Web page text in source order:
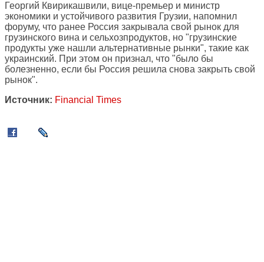
Георгий Квирикашвили, вице-премьер и министр
экономики и устойчивого развития Грузии, напомнил
форуму, что ранее Россия закрывала свой рынок для
грузинского вина и сельхозпродуктов, но "грузинские
продукты уже нашли альтернативные рынки", такие как
украинский. При этом он признал, что "было бы
болезненно, если бы Россия решила снова закрыть свой
рынок".
Источник: Financial Times